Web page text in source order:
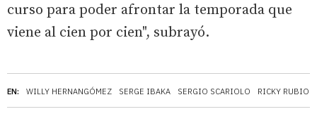
EN: WILLY HERNANGÓMEZ SERGE IBAKA SERGIO SCARIOLO RICKY RUBIO
curso para poder afrontar la temporada que
viene al cien por cien", subrayó.